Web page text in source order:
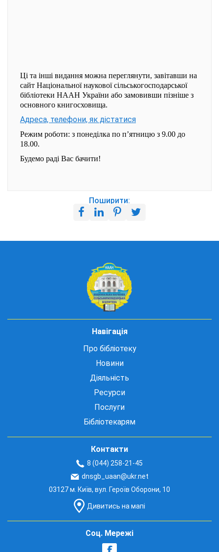
Ці та інші видання можна переглянути, завітавши на
сайт Національної наукової сільськогосподарської
бібліотеки НААН України або замовивши пізніше з
основного книгосховища.
Адреса, телефони, як дістатися
Режим роботи: з понеділка по п’ятницю з 9.00 до
18.00.
Будемо раді Вас бачити!
Поширити:
Навігація
Про бібліотеку
Новини
Діяльність
Ресурси
Послуги
Бібліотекарям
Контакти
8 (044) 258-21-45
dnsgb_uaan@ukr.net
03127 м. Київ, вул. Героїв Оборони, 10
Дивитись на мапі
Соц. Мережі